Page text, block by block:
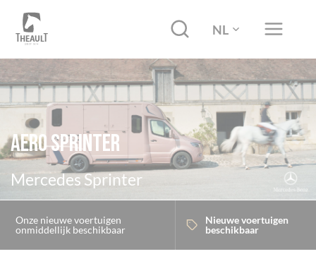
NL
AERO Sprinter
Mercedes Sprinter
Onze nieuwe voertuigen
onmiddellijk beschikbaar
Nieuwe voertuigen
beschikbaar